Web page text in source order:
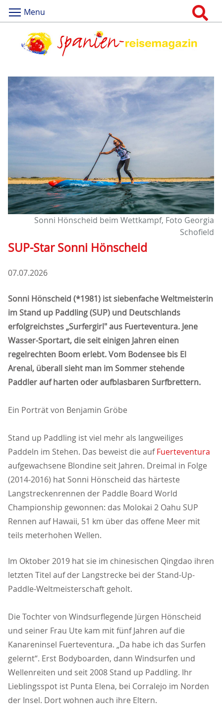
Menu
Sonni Hönscheid beim Wettkampf, Foto Georgia
Schofield
SUP-Star Sonni Hönscheid
07.07.2026
Sonni Hönscheid (*1981) ist siebenfache Weltmeisterin
im Stand up Paddling (SUP) und Deutschlands
erfolgreichstes „Surfergirl" aus Fuerteventura. Jene
Wasser-Sportart, die seit einigen Jahren einen
regelrechten Boom erlebt. Vom Bodensee bis El
Arenal, überall sieht man im Sommer stehende
Paddler auf harten oder aufblasbaren Surfbrettern.
Ein Porträt von Benjamin Gröbe
Stand up Paddling ist viel mehr als langweiliges
Paddeln im Stehen. Das beweist die aufFuerteventura
aufgewachsene Blondine seit Jahren. Dreimal in Folge
(2014-2016) hat Sonni Hönscheid das härteste
Langstreckenrennen der Paddle Board World
Championship gewonnen: das Molokai 2 Oahu SUP
Rennen auf Hawaii, 51 km über das offene Meer mit
teils meterhohen Wellen.
Im Oktober 2019 hat sie im chinesischen Qingdao ihren
letzten Titel auf der Langstrecke bei der Stand-Up-
Paddle-Weltmeisterschaft geholt.
Die Tochter von Windsurflegende Jürgen Hönscheid
und seiner Frau Ute kam mit fünf Jahren auf die
Kanareninsel Fuerteventura. „Da habe ich das Surfen
gelernt“. Erst Bodyboarden, dann Windsurfen und
Wellenreiten und seit 2008 Stand up Paddling. Ihr
Lieblingsspot ist Punta Elena, bei Corralejo im Norden
der Insel. Dort wohnen auch ihre Eltern.